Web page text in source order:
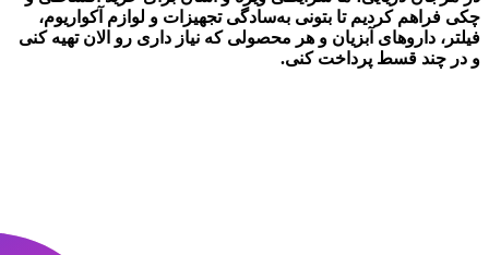
چکی فراهم کردیم تا بتونی به‌سادگی تجهیزات و لوازم آکواریوم،
فیلتر، داروهای آبزیان و هر محصولی که نیاز داری رو الان تهیه کنی
و در چند قسط پرداخت کنی.